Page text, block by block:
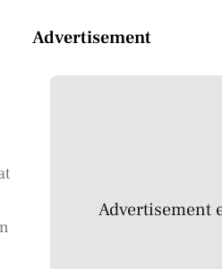
Advertisement
Advertisement